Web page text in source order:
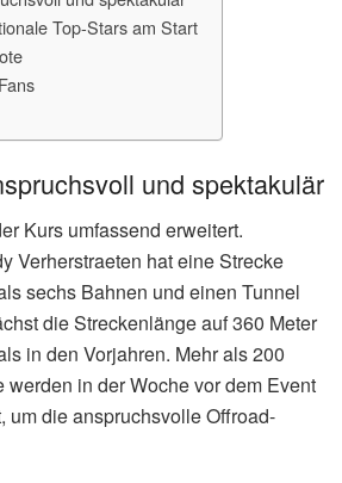
Top-Stars am Start
und spektakulär
Kurs umfassend erweitert.
Verherstraeten hat eine Strecke
sechs Bahnen und einen Tunnel
die Streckenlänge auf 360 Meter
in den Vorjahren. Mehr als 200
werden in der Woche vor dem Event
um die anspruchsvolle Offroad-